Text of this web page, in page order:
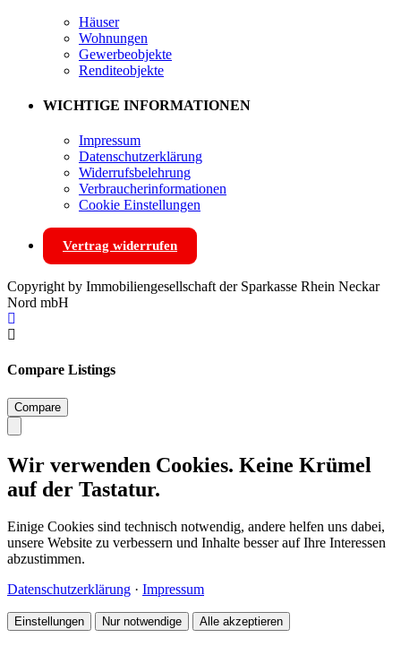
Häuser
Wohnungen
Gewerbeobjekte
Renditeobjekte
WICHTIGE INFORMATIONEN
Impressum
Datenschutzerklärung
Widerrufsbelehrung
Verbraucherinformationen
Cookie Einstellungen
Vertrag widerrufen
Copyright by Immobiliengesellschaft der Sparkasse Rhein Neckar
Nord mbH
Compare Listings
Compare
Wir verwenden Cookies. Keine Krümel
auf der Tastatur.
Einige Cookies sind technisch notwendig, andere helfen uns dabei,
unsere Website zu verbessern und Inhalte besser auf Ihre Interessen
abzustimmen.
Datenschutzerklärung · Impressum
Einstellungen Nur notwendige Alle akzeptieren